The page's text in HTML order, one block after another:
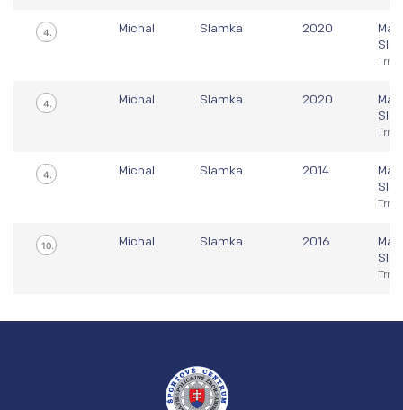
4. Michal Slamka 2020
4. Michal Slamka 2020
4. Michal Slamka 2014
10. Michal Slamka 2016